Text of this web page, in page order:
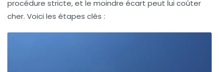
procédure stricte, et le moindre écart peut lui coûter
cher. Voici les étapes clés :